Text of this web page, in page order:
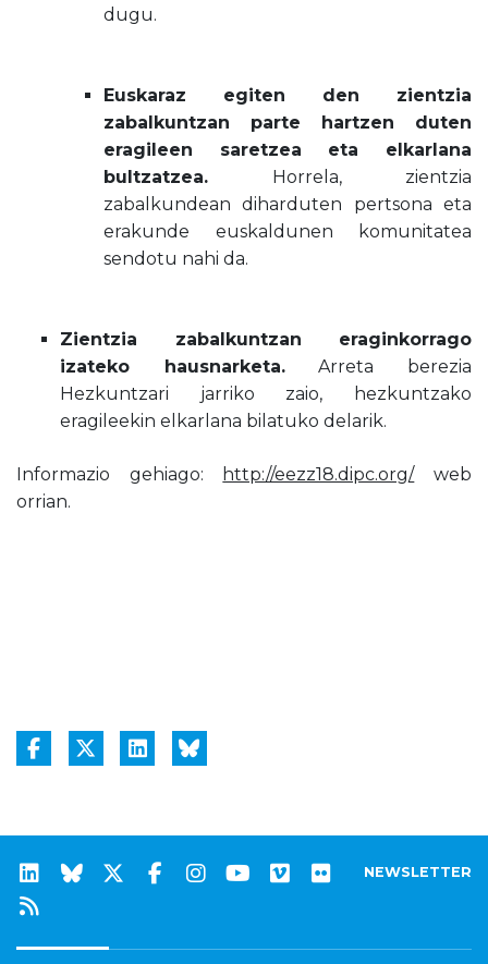
dugu.
Euskaraz egiten den zientzia
zabalkuntzan parte hartzen duten
eragileen saretzea eta elkarlana
bultzatzea. Horrela, zientzia
zabalkundean diharduten pertsona eta
erakunde euskaldunen komunitatea
sendotu nahi da.
Zientzia zabalkuntzan eraginkorrago
izateko hausnarketa.Arreta berezia
Hezkuntzari jarriko zaio, hezkuntzako
eragileekin elkarlana bilatuko delarik.
Informazio gehiago: http://eezz18.dipc.org/ web
orrian.
NEWSLETTER